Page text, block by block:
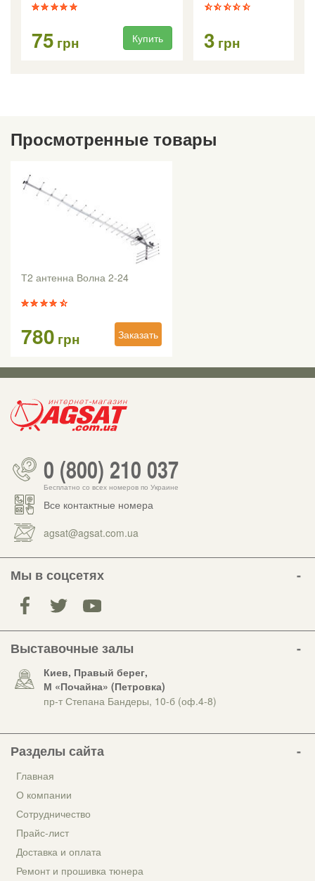
75 грн Купить 3 грн
Просмотренные товары
Т2 антенна Волна 2-24
780 грн Заказать
0 (800) 210 037
Бесплатно со всех номеров по Украине
Все контактные номера
agsat@agsat.com.ua
Мы в соцсетях
Выставочные залы
Киев, Правый берег,
М «Почайна» (Петровка)
пр-т Степана Бандеры, 10-б (оф.4-8)
Разделы сайта
Главная
О компании
Сотрудничество
Прайс-лист
Доставка и оплата
Ремонт и прошивка тюнера